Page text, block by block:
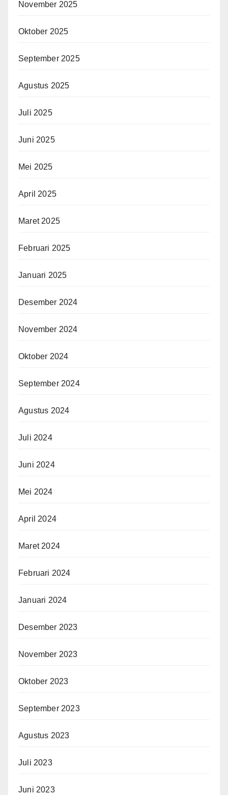
November 2025
Oktober 2025
September 2025
Agustus 2025
Juli 2025
Juni 2025
Mei 2025
April 2025
Maret 2025
Februari 2025
Januari 2025
Desember 2024
November 2024
Oktober 2024
September 2024
Agustus 2024
Juli 2024
Juni 2024
Mei 2024
April 2024
Maret 2024
Februari 2024
Januari 2024
Desember 2023
November 2023
Oktober 2023
September 2023
Agustus 2023
Juli 2023
Juni 2023